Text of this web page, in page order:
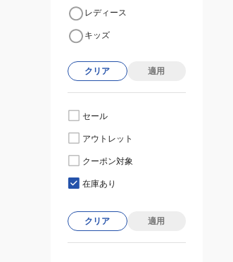
レディース
キッズ
クリア 適用
セール
アウトレット
クーポン対象
在庫あり
クリア 適用